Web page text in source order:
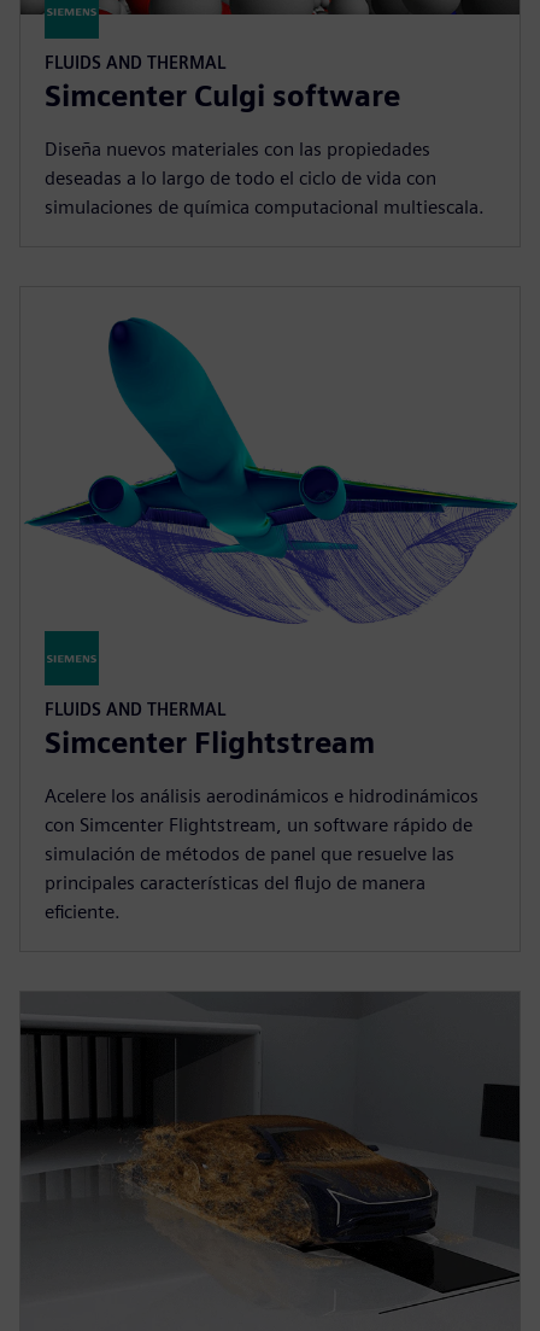
FLUIDS AND THERMAL
Simcenter Culgi software
Diseña nuevos materiales con las propiedades
deseadas a lo largo de todo el ciclo de vida con
simulaciones de química computacional multiescala.
FLUIDS AND THERMAL
Simcenter Flightstream
Acelere los análisis aerodinámicos e hidrodinámicos
con Simcenter Flightstream, un software rápido de
simulación de métodos de panel que resuelve las
principales características del flujo de manera
eficiente.